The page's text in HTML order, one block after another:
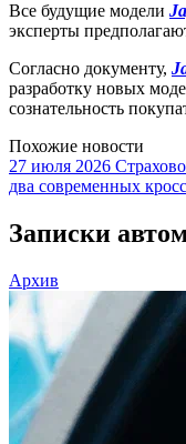
Все будущие модели
эксперты
Согласно документу,
разработку новых
сознательность
Похожие новости
27 июля 2026
два современных
Записки
Архив